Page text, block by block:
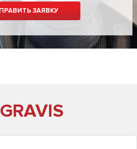
GRAVIS